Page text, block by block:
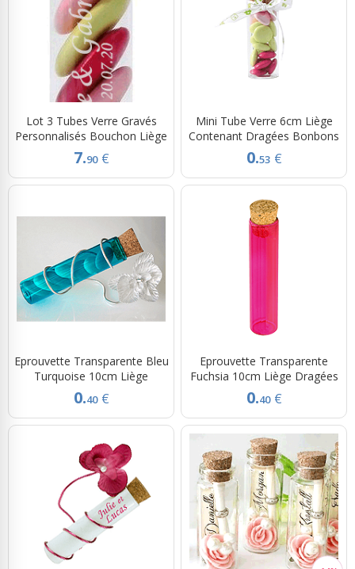
Lot 3 Tubes Verre Gravés
Personnalisés Bouchon Liège
7.90 €
Mini Tube Verre 6cm Liège
Contenant Dragées Bonbons
0.53 €
Eprouvette Transparente Bleu
Turquoise 10cm Liège
0.40 €
Eprouvette Transparente
Fuchsia 10cm Liège Dragées
0.40 €